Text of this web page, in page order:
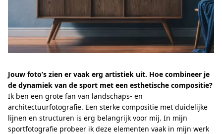
Jouw foto’s zien er vaak erg artistiek uit. Hoe combineer je
de dynamiek van de sport met een esthetische compositie?
Ik ben een grote fan van landschaps- en
architectuurfotografie. Een sterke compositie met duidelijke
lijnen en structuren is erg belangrijk voor mij. In mijn
sportfotografie probeer ik deze elementen vaak in mijn werk